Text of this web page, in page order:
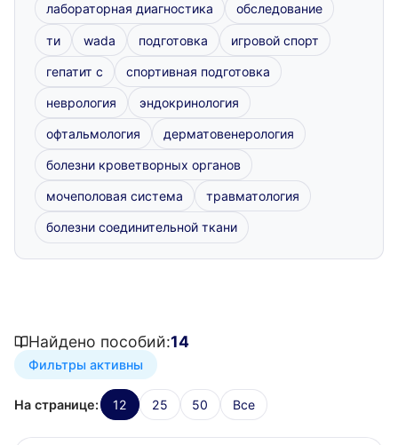
лабораторная диагностика обследование
ти wada подготовка игровой спорт
гепатит с спортивная подготовка
неврология эндокринология
офтальмология дерматовенерология
болезни кроветворных органов
мочеполовая система травматология
болезни соединительной ткани
Найдено пособий:14
Фильтры активны
На странице: 12 25 50 Все